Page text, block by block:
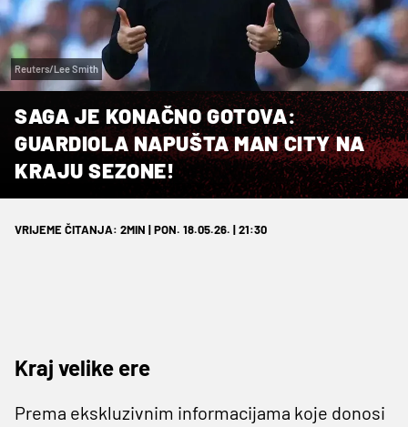
Reuters/Lee Smith
SAGA JE KONAČNO GOTOVA:
GUARDIOLA NAPUŠTA MAN CITY NA
KRAJU SEZONE!
VRIJEME ČITANJA: 2MIN | PON. 18.05.26. | 21:30
Kraj velike ere
Prema ekskluzivnim informacijama koje donosi